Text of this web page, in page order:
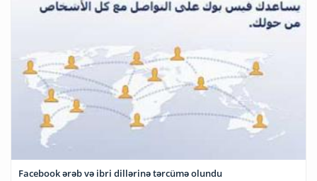
Facebook ərəb və ibri dillərinə tərcümə olundu